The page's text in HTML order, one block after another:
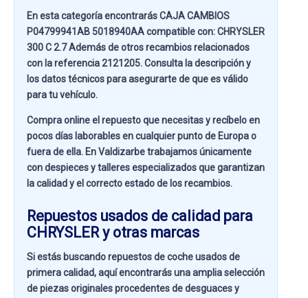
En esta categoría encontrarás CAJA CAMBIOS
P04799941AB 5018940AA compatible con:CHRYSLER
300 C 2.7Además de otros recambios relacionados
con la referencia2121205. Consulta la descripción y
los datos técnicos para asegurarte de que es válido
para tu vehículo.
Compra online el repuesto que necesitas y recíbelo en
pocos días laborables en cualquier punto de Europa o
fuera de ella. EnValdizarbetrabajamos únicamente
con despieces y talleres especializados que garantizan
la calidad y el correcto estado de los recambios.
Repuestos usados de calidad para
CHRYSLER y otras marcas
Si estás buscandorepuestos de coche usados de
primera calidad, aquí encontrarás una amplia selección
de piezas originales procedentes de desguaces y